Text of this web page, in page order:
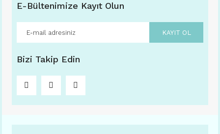
E-Bültenimize Kayıt Olun
KAYIT OL
Bizi Takip Edin